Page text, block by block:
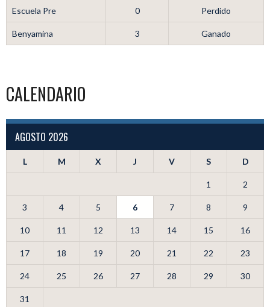
Escuela Pre 0 Perdido
Benyamina 3 Ganado
CALENDARIO
AGOSTO 2026
L M X J V S D
1 2
3 4 5 6 7 8 9
10 11 12 13 14 15 16
17 18 19 20 21 22 23
24 25 26 27 28 29 30
31